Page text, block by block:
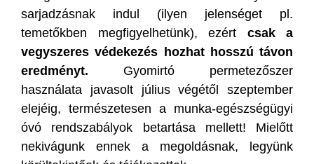
sarjadzásnak indul (ilyen jelenséget pl.
temetőkben megfigyelhetünk), ezért csak a
vegyszeres védekezés hozhat hosszú távon
eredményt. Gyomirtó permetezőszer
használata javasolt július végétől szeptember
elejéig, természetesen a munka-egészségügyi
óvó rendszabályok betartása mellett! Mielőtt
nekivágunk ennek a megoldásnak, legyünk